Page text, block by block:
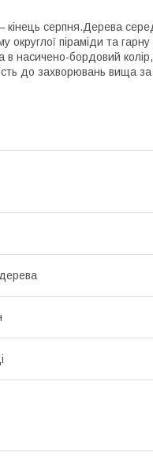
серпня.Дерева
піраміди та гарну
насичено-бордовий колір,
до захворювань вища